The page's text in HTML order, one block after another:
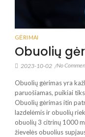
GĖRIMAI
Obuolių
2023-10-02 /No
Obuolių gėrimas yra
paruošiamas, puikiai
Obuolių gėrimas itin
lazdelėmis ir obuolių
obuolių 3 citrinų 1000
žievelės obuolius